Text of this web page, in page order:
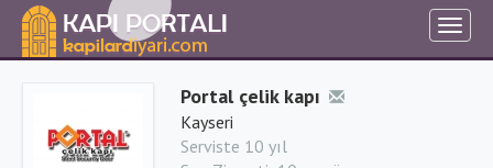
Portal çelik kapı
Kayseri
Serviste 10 yıl